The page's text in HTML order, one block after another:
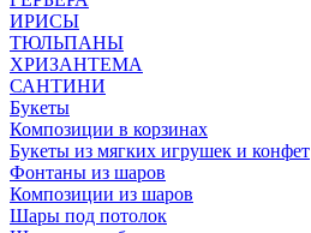
ИРИСЫ
ТЮЛЬПАНЫ
ХРИЗАНТЕМА
САНТИНИ
Букеты
Композиции в корзинах
Букеты из мягких игрушек и конфет
Фонтаны из шаров
Композиции из шаров
Шары под потолок